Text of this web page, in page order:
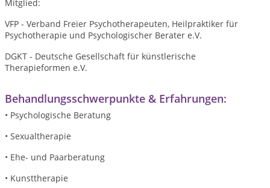
Mitglied:
VFP - Verband Freier Psychotherapeuten, Heilpraktiker für
Psychotherapie und Psychologischer Berater e.V.
DGKT - Deutsche Gesellschaft für künstlerische
Therapieformen e.V.
Behandlungsschwerpunkte & Erfahrungen:
• Psychologische Beratung
• Sexualtherapie
• Ehe- und Paarberatung
• Kunsttherapie